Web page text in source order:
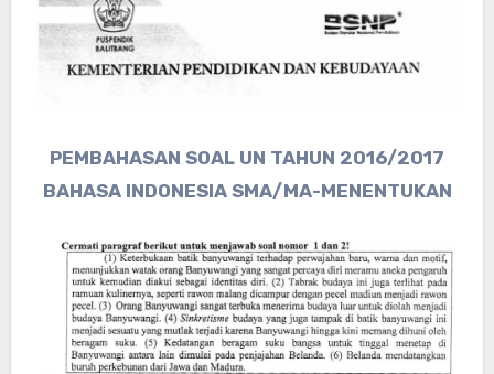
PEMBAHASAN SOAL UN TAHUN 2016/2017
BAHASA INDONESIA SMA/MA-MENENTUKAN